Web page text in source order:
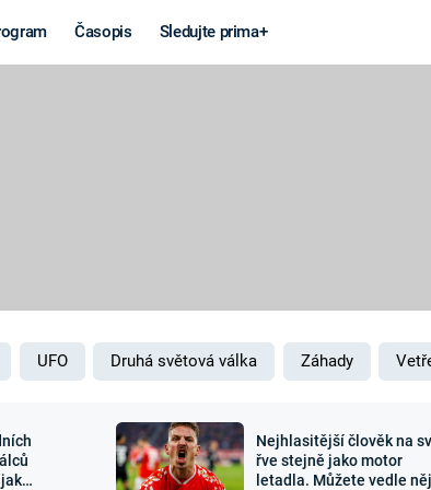
Časopis Sledujte prima+
MARS
Záhady a
UFO Druhá světová válka Záhady
Nejhlasitější člověk na
řve stejně jako motor
letadla. Můžete vedle něj